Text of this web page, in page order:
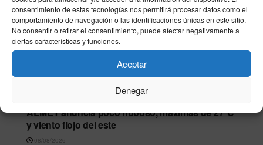
consentimiento de estas tecnologías nos permitirá procesar datos como el
comportamiento de navegación o las identificaciones únicas en este sitio.
No consentir o retirar el consentimiento, puede afectar negativamente a
ciertas características y funciones.
Aceptar
Denegar
Tiempo en Ceuta este sábado 8 de agosto: la
AEMET anuncia poco nuboso, máximas de 27°C
y viento flojo del este
08/08/2026